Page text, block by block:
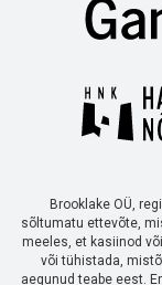
Brooklake OÜ,
sõltumatu ettevõte,
meeles, et kasiinod
või tühistada,
aegunud teabe eest.